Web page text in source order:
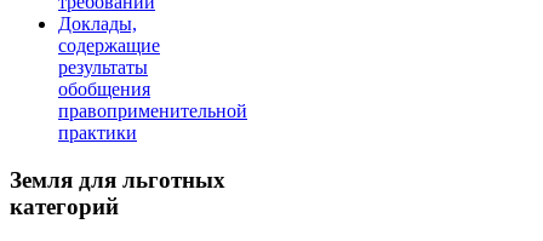
Доклады,
содержащие
результаты
обобщения
правоприменительной
практики
Земля для льготных
категорий